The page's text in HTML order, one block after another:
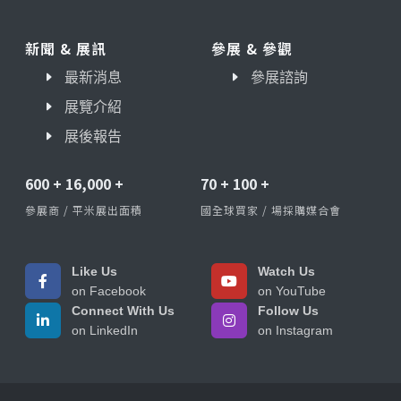
新聞 & 展訊
最新消息
展覽介紹
展後報告
參展 & 參觀
參展諮詢
600 + 16,000 +
參展商 / 平米展出面積
70 + 100 +
國全球買家 / 場採購媒合會
Like Us
on Facebook
Watch Us
on YouTube
Connect With Us
on LinkedIn
Follow Us
on Instagram